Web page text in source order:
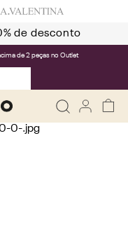
de desconto
de 2 peças no Outlet